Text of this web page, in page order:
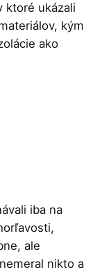
ktoré ukázali
kým
ako
iba na
ale
nikto a